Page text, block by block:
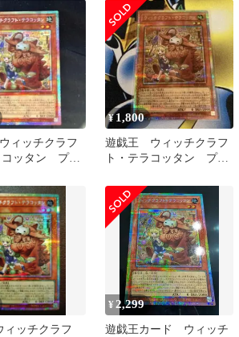
ィッチクラフ
コッタン プリ
¥1,800
遊戯王 ウィッチクラフ
ト・テラコッタン プリ
ィッチクラフ
¥ 2,299
遊戯王カード ウィッチ